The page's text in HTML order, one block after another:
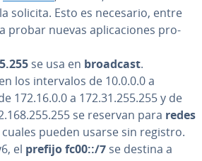
solicita. Esto es necesario, entre
probar nuevas apli­ca­cio­nes pro­
se usa en broadcast.
los in­te­r­va­los de 10.0.0.0 a
172.16.0.0 a 172.31.255.255 y de
se reservan para redes
cuales pueden usarse sin registro.
el prefijo fc00::/7 se destina a